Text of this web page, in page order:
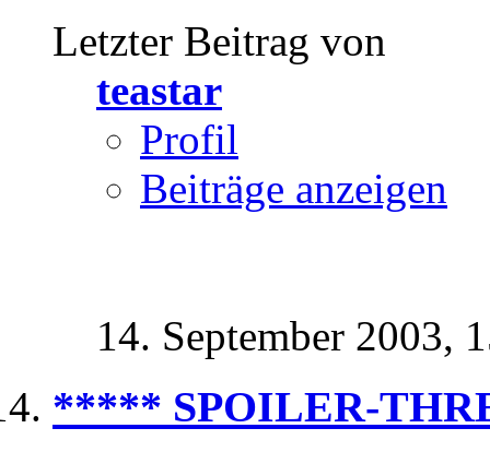
Letzter Beitrag von
teastar
Profil
Beiträge anzeigen
14. September 2003,
***** SPOILER-